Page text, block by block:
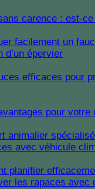
carence : est-
d’un épervier
pour votre
avec véhicule
les rapaces